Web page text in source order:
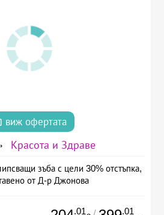
виж офертата
Красота и Здраве
зъба с цели 30% отстъпка,
от Д-р Джонова
.01 .01